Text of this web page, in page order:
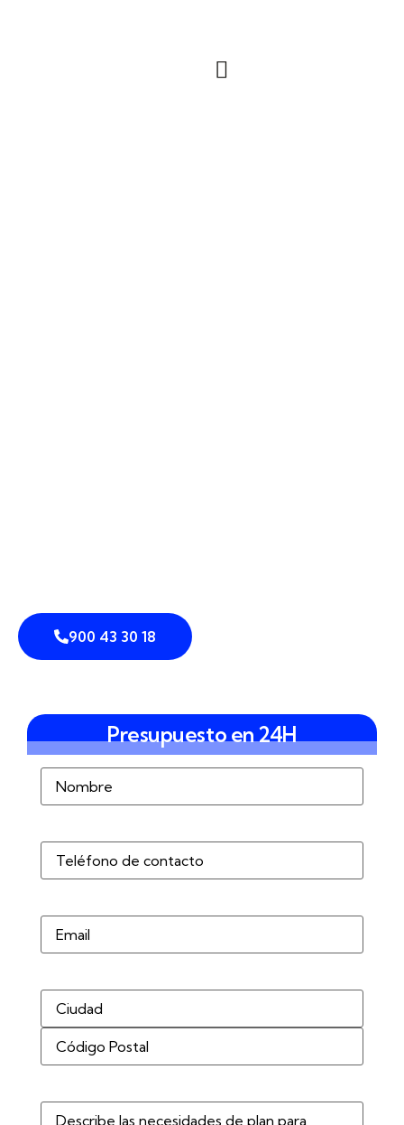
900 43 30 18
Presupuesto en 24H
Nombre
Teléfono(Obligatorio)
Correo
electrónico
Dirección
Describe